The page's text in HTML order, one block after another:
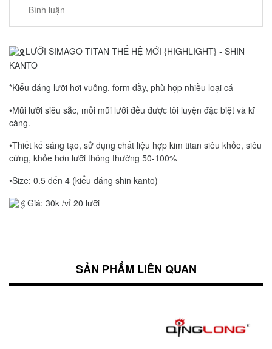
Bình luận
LƯỠI SIMAGO TITAN THẾ HỆ MỚI {HIGHLIGHT} - SHIN
KANTO
*Kiểu dáng lưỡi hơi vuông, form dầy, phù hợp nhiều loại cá
•Mũi lưỡi siêu sắc, mỗi mũi lưỡi đều được tôi luyện đặc biệt và kĩ
càng.
•Thiết kế sáng tạo, sử dụng chất liệu hợp kim titan siêu khỏe, siêu
cứng, khỏe hơn lưỡi thông thường 50-100%
•Size: 0.5 đến 4 (kiểu dáng shin kanto)
Giá: 30k /vỉ 20 lưỡi
SẢN PHẨM LIÊN QUAN